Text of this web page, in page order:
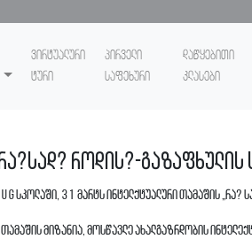
ვირტუალური
ტური
პირველი
საფეხური
დაწყებითი
კლასები
როდის?-გაზაფხულის
UG სკოლაში, 31 მარტს ინტელქტუალური თამაშის „რა?
თამაშის მიზანია, მოსწავლე ახალგაზრდობის